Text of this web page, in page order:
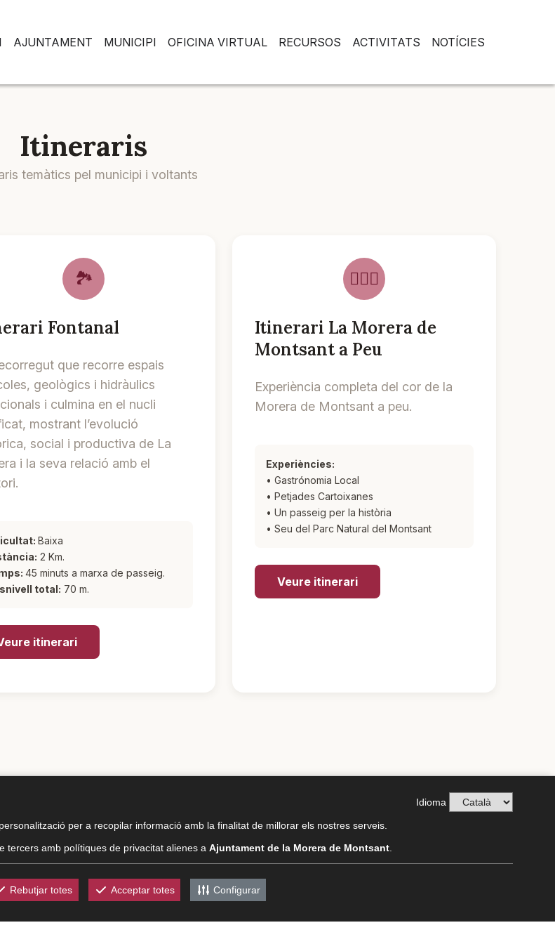
AJUNTAMENT MUNICIPI OFICINA VIRTUAL RECURSOS ACTIVITATS NOTÍCIES
Itineraris
temàtics pel municipi i voltants
Fontanal
que recorre espais
geològics i hidràulics
i culmina en el nucli
mostrant l’evolució
social i productiva de La
i la seva relació amb el
Baixa
2 Km.
45 minuts a marxa de passeig.
total: 70 m.
itinerari
Itinerari La Morera de
Montsant a Peu
Experiència completa del cor de la
Morera de Montsant a peu.
Experiències:
• Gastrónomia Local
• Petjades Cartoixanes
• Un passeig per la història
• Seu del Parc Natural del Montsant
Veure itinerari
suport del Patronat de Turisme de
la Diputació de Tarragona
Avís Legal
Idioma
per a recopilar informació amb la finalitat de millorar els nostres serveis.
tercers amb polítiques de privacitat alienes a Ajuntament de la Morera de Montsant.
Rebutjar totes Acceptar totes Configurar